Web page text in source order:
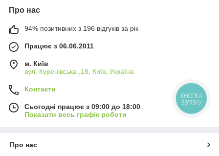
Про нас
94% позитивних з 196 відгуків за рік
Працює з 06.06.2011
м. Київ
вул. Куренівська ,18, Київ, Україна
Контакти
Сьогодні працює з 09:00 до 18:00
Показати весь графік роботи
Про нас
КНОПКА
ЗВ'ЯЗКУ